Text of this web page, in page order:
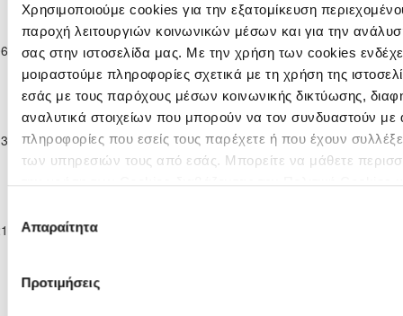
Χρησιμοποιούμε cookies για την εξατομίκευση
παροχή λειτουργιών κοινωνικών μέσων και για την
σας στην ιστοσελίδα μας. Με την χρήση των cookies
μοιραστούμε πληροφορίες σχετικά με τη χρήση της
εσάς με τους παρόχους μέσων κοινωνικής δικτύωσης,
αναλυτικά στοιχείων που μπορούν να τον συνδυαστούν με
πληροφορίες που εσείς τους παρέχετε ή που έχουν
των υπηρεσιών τους από εσάς. Μπορείτε να μάθετε
συγκατάθεσης
Απαραίτητα
Προτιμήσεις
12-2025
Ανώτατη
Κατηγορία
Παίδων
Κ-14
2025/26
ΕΘΝΙΚΟΣ
ΑΣΣΙΑΣ3 0ΚΑΡΜΙΩΤΙΣΣΑ
ΠΟΛΕΜΙΔΙΩΝ
90'
12-2025
Ανώτατη
Κατηγορία
Παίδων
Κ-14
ΟΜΟΝΟΙΑ
ΛΕΥΚΩΣΙΑΣ0 0ΕΘΝΙΚΟΣ ΑΣΣΙΑΣ 90'
12-2025
Παίδων
Ανώτατη